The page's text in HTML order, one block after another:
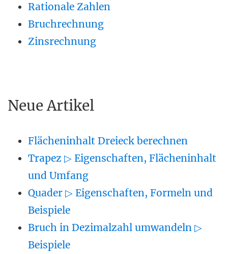
Rationale Zahlen
Bruchrechnung
Zinsrechnung
Neue Artikel
Flächeninhalt Dreieck berechnen
Trapez ▷ Eigenschaften, Flächeninhalt
und Umfang
Quader ▷ Eigenschaften, Formeln und
Beispiele
Bruch in Dezimalzahl umwandeln ▷
Beispiele